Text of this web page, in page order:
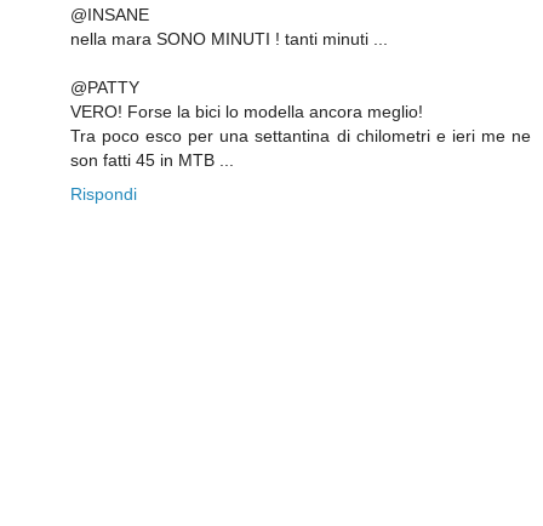
@INSANE
nella mara SONO MINUTI ! tanti minuti ...
@PATTY
VERO! Forse la bici lo modella ancora meglio!
Tra poco esco per una settantina di chilometri e ieri me ne
son fatti 45 in MTB ...
Rispondi